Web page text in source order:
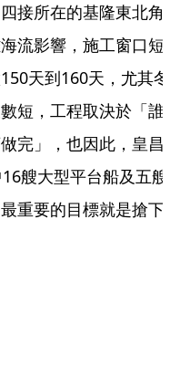
接所在的基隆東北角
流影響，施工窗口短
天到160天，尤其冬
短，工程取決於「誰
完」，也因此，皇昌
艘大型平台船及五艘
重要的目標就是搶下